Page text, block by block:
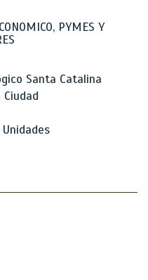
PYMES Y
Santa Catalina